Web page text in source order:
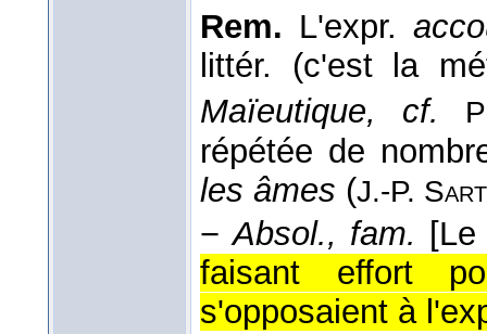
Rem. L'expr.
littér. (c'est la
Maïeutique, cf.
répétée de
les âmes (J.-P.
−Absol., fam.
faisant effort
s'opposaient à